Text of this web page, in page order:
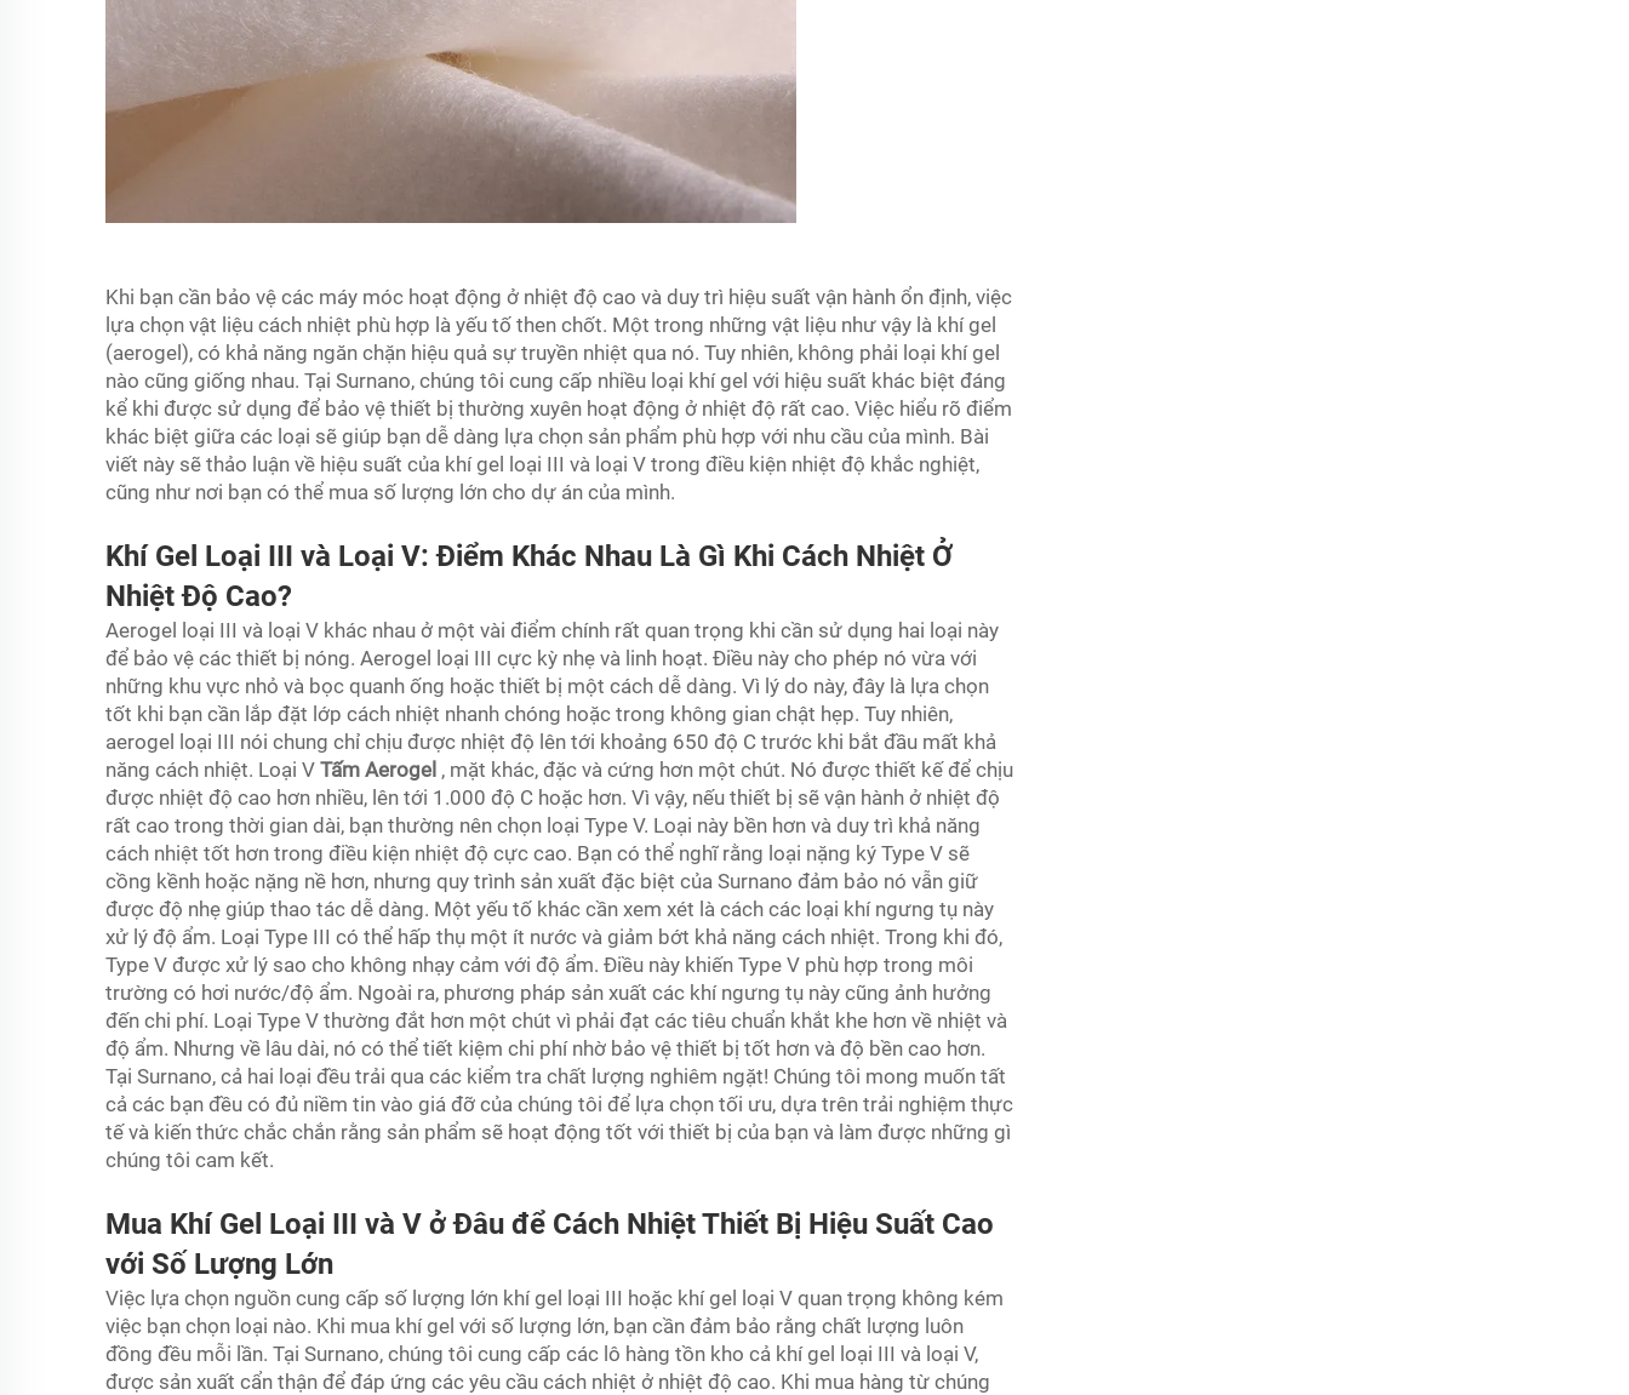
Khi bạn cần bảo vệ các máy móc hoạt động ở nhiệt độ cao và duy trì hiệu suất vận hành ổn định, việc
lựa chọn vật liệu cách nhiệt phù hợp là yếu tố then chốt. Một trong những vật liệu như vậy là khí gel
(aerogel), có khả năng ngăn chặn hiệu quả sự truyền nhiệt qua nó. Tuy nhiên, không phải loại khí gel
nào cũng giống nhau. Tại Surnano, chúng tôi cung cấp nhiều loại khí gel với hiệu suất khác biệt đáng
kể khi được sử dụng để bảo vệ thiết bị thường xuyên hoạt động ở nhiệt độ rất cao. Việc hiểu rõ điểm
khác biệt giữa các loại sẽ giúp bạn dễ dàng lựa chọn sản phẩm phù hợp với nhu cầu của mình. Bài
viết này sẽ thảo luận về hiệu suất của khí gel loại III và loại V trong điều kiện nhiệt độ khắc nghiệt,
cũng như nơi bạn có thể mua số lượng lớn cho dự án của mình.
Khí Gel Loại III và Loại V: Điểm Khác Nhau Là Gì Khi Cách Nhiệt Ở
Nhiệt Độ Cao?
Aerogel loại III và loại V khác nhau ở một vài điểm chính rất quan trọng khi cần sử dụng hai loại này
để bảo vệ các thiết bị nóng. Aerogel loại III cực kỳ nhẹ và linh hoạt. Điều này cho phép nó vừa với
những khu vực nhỏ và bọc quanh ống hoặc thiết bị một cách dễ dàng. Vì lý do này, đây là lựa chọn
tốt khi bạn cần lắp đặt lớp cách nhiệt nhanh chóng hoặc trong không gian chật hẹp. Tuy nhiên,
aerogel loại III nói chung chỉ chịu được nhiệt độ lên tới khoảng 650 độ C trước khi bắt đầu mất khả
năng cách nhiệt. Loại V Tấm Aerogel , mặt khác, đặc và cứng hơn một chút. Nó được thiết kế để chịu
được nhiệt độ cao hơn nhiều, lên tới 1.000 độ C hoặc hơn. Vì vậy, nếu thiết bị sẽ vận hành ở nhiệt độ
rất cao trong thời gian dài, bạn thường nên chọn loại Type V. Loại này bền hơn và duy trì khả năng
cách nhiệt tốt hơn trong điều kiện nhiệt độ cực cao. Bạn có thể nghĩ rằng loại nặng ký Type V sẽ
cồng kềnh hoặc nặng nề hơn, nhưng quy trình sản xuất đặc biệt của Surnano đảm bảo nó vẫn giữ
được độ nhẹ giúp thao tác dễ dàng. Một yếu tố khác cần xem xét là cách các loại khí ngưng tụ này
xử lý độ ẩm. Loại Type III có thể hấp thụ một ít nước và giảm bớt khả năng cách nhiệt. Trong khi đó,
Type V được xử lý sao cho không nhạy cảm với độ ẩm. Điều này khiến Type V phù hợp trong môi
trường có hơi nước/độ ẩm. Ngoài ra, phương pháp sản xuất các khí ngưng tụ này cũng ảnh hưởng
đến chi phí. Loại Type V thường đắt hơn một chút vì phải đạt các tiêu chuẩn khắt khe hơn về nhiệt và
độ ẩm. Nhưng về lâu dài, nó có thể tiết kiệm chi phí nhờ bảo vệ thiết bị tốt hơn và độ bền cao hơn.
Tại Surnano, cả hai loại đều trải qua các kiểm tra chất lượng nghiêm ngặt! Chúng tôi mong muốn tất
cả các bạn đều có đủ niềm tin vào giá đỡ của chúng tôi để lựa chọn tối ưu, dựa trên trải nghiệm thực
tế và kiến thức chắc chắn rằng sản phẩm sẽ hoạt động tốt với thiết bị của bạn và làm được những gì
chúng tôi cam kết.
Mua Khí Gel Loại III và V ở Đâu để Cách Nhiệt Thiết Bị Hiệu Suất Cao
với Số Lượng Lớn
Việc lựa chọn nguồn cung cấp số lượng lớn khí gel loại III hoặc khí gel loại V quan trọng không kém
việc bạn chọn loại nào. Khi mua khí gel với số lượng lớn, bạn cần đảm bảo rằng chất lượng luôn
đồng đều mỗi lần. Tại Surnano, chúng tôi cung cấp các lô hàng tồn kho cả khí gel loại III và loại V,
được sản xuất cẩn thận để đáp ứng các yêu cầu cách nhiệt ở nhiệt độ cao. Khi mua hàng từ chúng